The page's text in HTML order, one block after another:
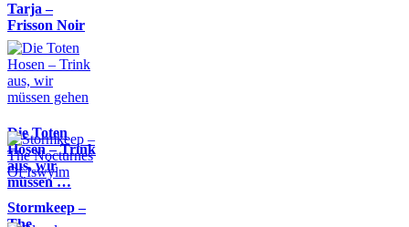
Tarja –
Frisson Noir
Die Toten
Hosen – Trink
aus, wir
müssen …
Stormkeep –
The